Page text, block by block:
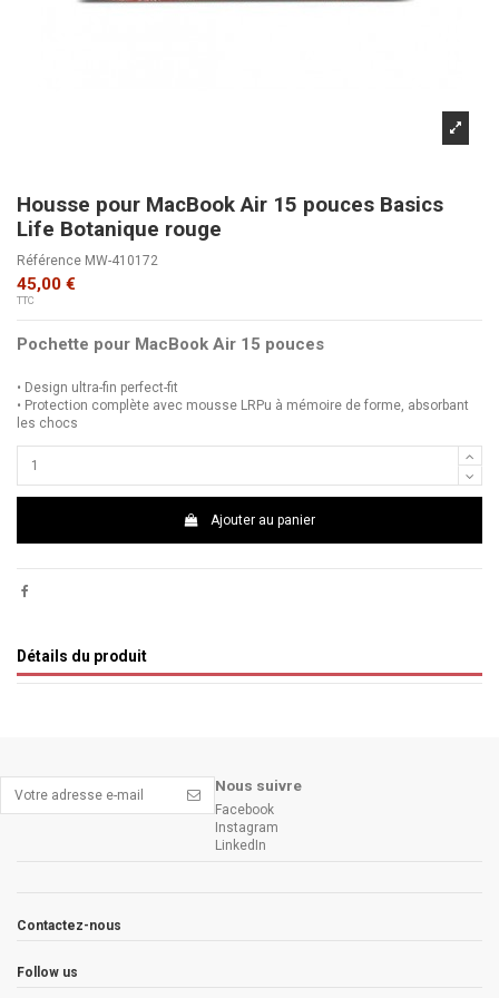
Housse pour MacBook Air 15 pouces Basics
Life Botanique rouge
Référence MW-410172
45,00 €
TTC
Pochette pour MacBook Air 15 pouces
• Design ultra-fin perfect-fit
• Protection complète avec mousse LRPu à mémoire de forme, absorbant
les chocs
Ajouter au panier
Détails du produit
Nous suivre
Facebook
Instagram
LinkedIn
Contactez-nous
Follow us